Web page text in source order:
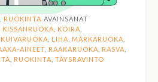
RUOKINTA AVAINSANAT
KISSANRUOKA KOIRA
KUIVARUOKA LIHA MÄRKÄRUOKA
AINEET RAAKARUOKA RASVA
RUOKINTA TÄYSRAVINTO